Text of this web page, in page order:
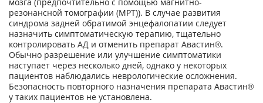
резонансной томографии (МРТ)). В случае развития
синдрома задней обратимой энцефалопатии следует
назначить симптоматическую терапию, тщательно
контролировать АД и отменить препарат Авастин®.
Обычно разрешение или улучшение симптоматики
наступает через несколько дней, однако у некоторых
пациентов наблюдались неврологические осложнения.
Безопасность повторного назначения препарата Авастин®
у таких пациентов не установлена.